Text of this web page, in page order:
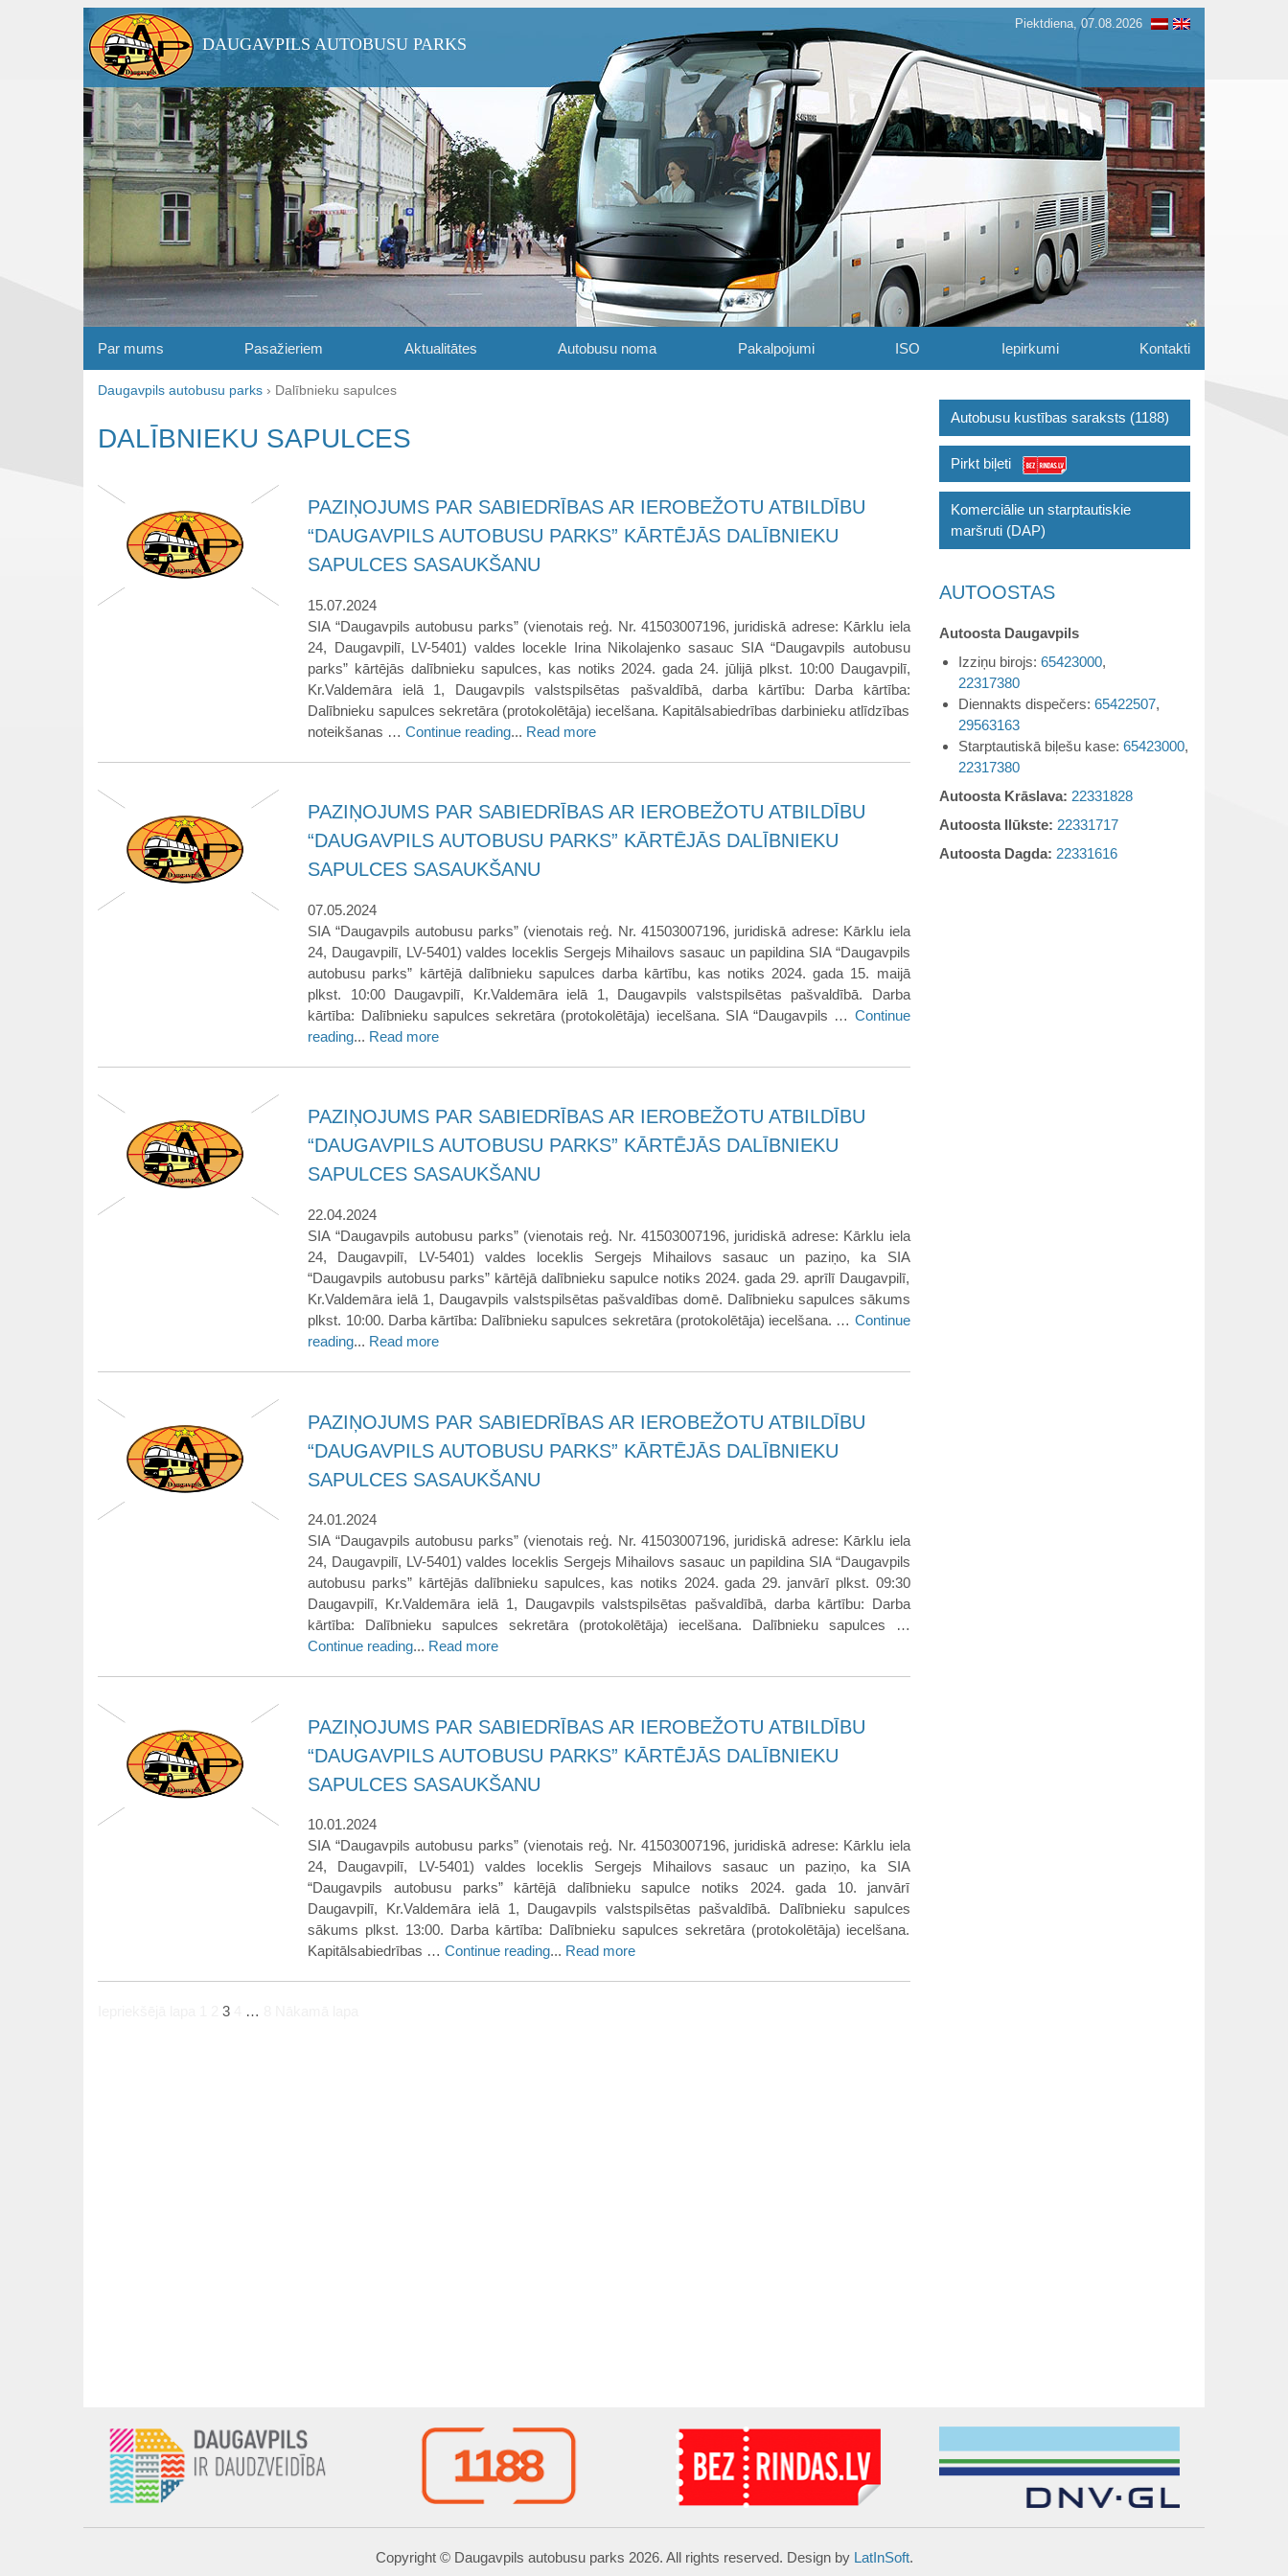
Piektdiena, 07.08.2026
DAUGAVPILS AUTOBUSU PARKS
Par mums Pasažieriem Aktualitātes Autobusu noma Pakalpojumi ISO Iepirkumi Kontakti
Daugavpils autobusu parks › Dalībnieku sapulces
DALĪBNIEKU SAPULCES
PAZIŅOJUMS PAR SABIEDRĪBAS AR IEROBEŽOTU ATBILDĪBU
“DAUGAVPILS AUTOBUSU PARKS” KĀRTĒJĀS DALĪBNIEKU
SAPULCES SASAUKŠANU
15.07.2024
SIA “Daugavpils autobusu parks” (vienotais reģ. Nr. 41503007196, juridiskā adrese: Kārklu iela
24, Daugavpilī, LV-5401) valdes locekle Irina Nikolajenko sasauc SIA “Daugavpils autobusu
parks” kārtējās dalībnieku sapulces, kas notiks 2024. gada 24. jūlijā plkst. 10:00 Daugavpilī,
Kr.Valdemāra ielā 1, Daugavpils valstspilsētas pašvaldībā, darba kārtību: Darba kārtība:
Dalībnieku sapulces sekretāra (protokolētāja) iecelšana. Kapitālsabiedrības darbinieku atlīdzības
noteikšanas …Continue reading... Read more
PAZIŅOJUMS PAR SABIEDRĪBAS AR IEROBEŽOTU ATBILDĪBU
“DAUGAVPILS AUTOBUSU PARKS” KĀRTĒJĀS DALĪBNIEKU
SAPULCES SASAUKŠANU
07.05.2024
SIA “Daugavpils autobusu parks” (vienotais reģ. Nr. 41503007196, juridiskā adrese: Kārklu iela
24, Daugavpilī, LV-5401) valdes loceklis Sergejs Mihailovs sasauc un papildina SIA “Daugavpils
autobusu parks” kārtējā dalībnieku sapulces darba kārtību, kas notiks 2024. gada 15. maijā
plkst. 10:00 Daugavpilī, Kr.Valdemāra ielā 1, Daugavpils valstspilsētas pašvaldībā. Darba
kārtība: Dalībnieku sapulces sekretāra (protokolētāja) iecelšana. SIA “Daugavpils … Continue
reading... Read more
PAZIŅOJUMS PAR SABIEDRĪBAS AR IEROBEŽOTU ATBILDĪBU
“DAUGAVPILS AUTOBUSU PARKS” KĀRTĒJĀS DALĪBNIEKU
SAPULCES SASAUKŠANU
22.04.2024
SIA “Daugavpils autobusu parks” (vienotais reģ. Nr. 41503007196, juridiskā adrese: Kārklu iela
24, Daugavpilī, LV-5401) valdes loceklis Sergejs Mihailovs sasauc un paziņo, ka SIA
“Daugavpils autobusu parks” kārtējā dalībnieku sapulce notiks 2024. gada 29. aprīlī Daugavpilī,
Kr.Valdemāra ielā 1, Daugavpils valstspilsētas pašvaldības domē. Dalībnieku sapulces sākums
plkst. 10:00. Darba kārtība: Dalībnieku sapulces sekretāra (protokolētāja) iecelšana. … Continue
reading... Read more
PAZIŅOJUMS PAR SABIEDRĪBAS AR IEROBEŽOTU ATBILDĪBU
“DAUGAVPILS AUTOBUSU PARKS” KĀRTĒJĀS DALĪBNIEKU
SAPULCES SASAUKŠANU
24.01.2024
SIA “Daugavpils autobusu parks” (vienotais reģ. Nr. 41503007196, juridiskā adrese: Kārklu iela
24, Daugavpilī, LV-5401) valdes loceklis Sergejs Mihailovs sasauc un papildina SIA “Daugavpils
autobusu parks” kārtējās dalībnieku sapulces, kas notiks 2024. gada 29. janvārī plkst. 09:30
Daugavpilī, Kr.Valdemāra ielā 1, Daugavpils valstspilsētas pašvaldībā, darba kārtību: Darba
kārtība: Dalībnieku sapulces sekretāra (protokolētāja) iecelšana. Dalībnieku sapulces …
Continue reading... Read more
PAZIŅOJUMS PAR SABIEDRĪBAS AR IEROBEŽOTU ATBILDĪBU
“DAUGAVPILS AUTOBUSU PARKS” KĀRTĒJĀS DALĪBNIEKU
SAPULCES SASAUKŠANU
10.01.2024
SIA “Daugavpils autobusu parks” (vienotais reģ. Nr. 41503007196, juridiskā adrese: Kārklu iela
24, Daugavpilī, LV-5401) valdes loceklis Sergejs Mihailovs sasauc un paziņo, ka SIA
“Daugavpils autobusu parks” kārtējā dalībnieku sapulce notiks 2024. gada 10. janvārī
Daugavpilī, Kr.Valdemāra ielā 1, Daugavpils valstspilsētas pašvaldībā. Dalībnieku sapulces
sākums plkst. 13:00. Darba kārtība: Dalībnieku sapulces sekretāra (protokolētāja) iecelšana.
Kapitālsabiedrības …Continue reading... Read more
3 …
Autobusu kustības saraksts (1188)
Pirkt biļeti
Komerciālie un starptautiskie
maršruti (DAP)
AUTOOSTAS
Autoosta Daugavpils
Izziņu birojs: 65423000,
22317380
Diennakts dispečers: 65422507,
29563163
Starptautiskā biļešu kase: 65423000,
22317380
Autoosta Krāslava: 22331828
Autoosta Ilūkste: 22331717
Autoosta Dagda: 22331616
Copyright © Daugavpils autobusu parks 2026. All rights reserved. Design by LatInSoft.